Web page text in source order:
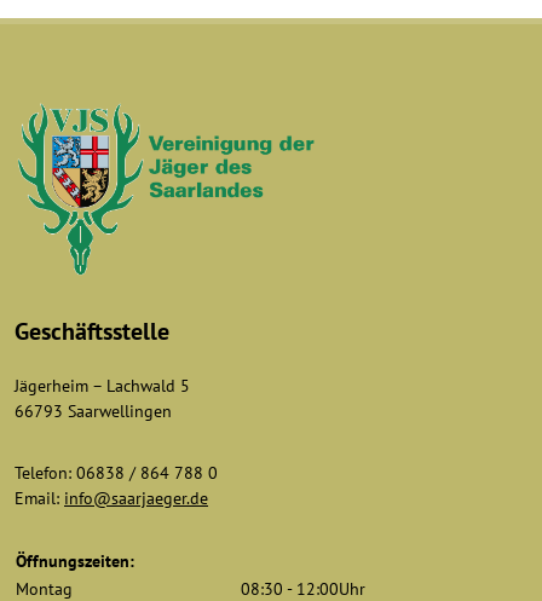
Geschäftsstelle
Jägerheim – Lachwald 5
66793 Saarwellingen
Telefon: 06838 / 864 788 0
Email: info@saarjaeger.de
Öffnungszeiten:
Montag
08:30 - 12:00Uhr